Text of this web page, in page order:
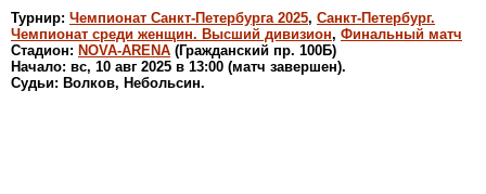
Турнир: Чемпионат Санкт-Петербурга 2025, Санкт-Петербург.
Чемпионат среди женщин. Высший дивизион, Финальный матч
Стадион: NOVA-ARENA (Гражданский пр. 100Б)
Начало: вс, 10 авг 2025 в 13:00 (матч завершен).
Судьи: Волков, Небольсин.